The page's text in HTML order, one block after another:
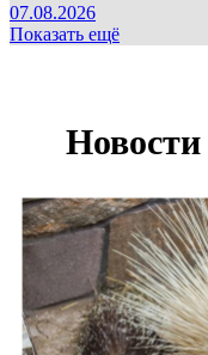
07.08.2026
Показать ещё